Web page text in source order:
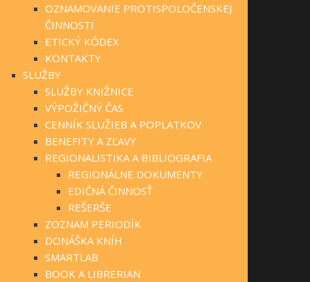
OZNAMOVANIE PROTISPOLOČENSKEJ
ČINNOSTI
ETICKÝ KÓDEX
KONTAKTY
SLUŽBY
SLUŽBY KNIŽNICE
VÝPOŽIČNÝ ČAS
CENNÍK SLUŽIEB A POPLATKOV
BENEFITY A ZĽAVY
REGIONALISTIKA A BIBLIOGRAFIA
REGIONÁLNE DOKUMENTY
EDIČNÁ ČINNOSŤ
REŠERŠE
ZOZNAM PERIODÍK
DONÁŠKA KNÍH
SMARTLAB
BOOK A LIBRERIAN